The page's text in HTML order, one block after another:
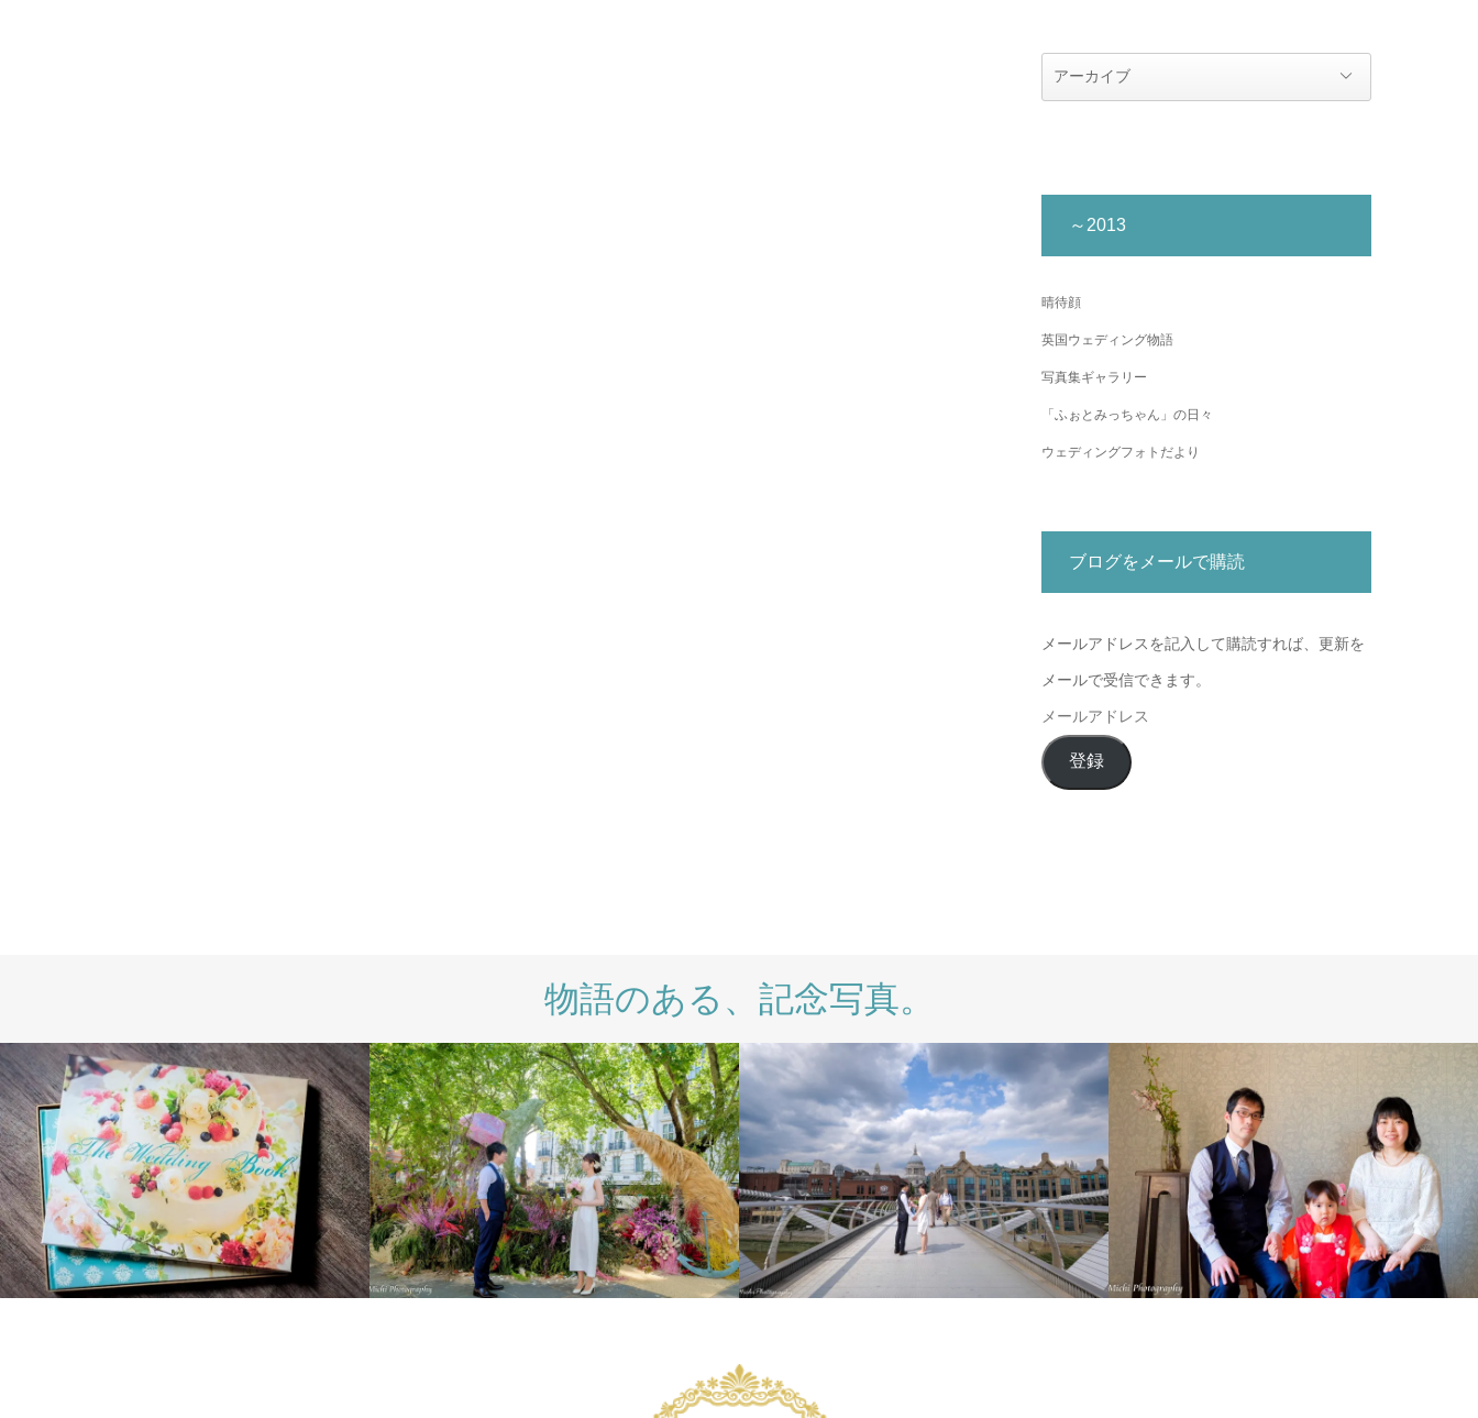
～2013
晴待顔
英国ウェディング物語
写真集ギャラリー
「ふぉとみっちゃん」の日々
ウェディングフォトだより
ブログをメールで購読
メールアドレスを記入して購読すれば、更新を
メールで受信できます。
メ
ー
ル
登録
物語のある、記念写真。
PRODUCTS WEDDING WEDDING
DAY
INTERNATIONAL LONDON PHOTO
SESSION PRE WEDDING WEDDING
INTERNATIONAL LONDON PHOTO
SESSION
LIFESTYLE PHOTO SALON